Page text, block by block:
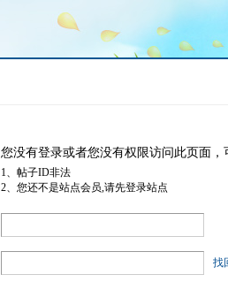
您没有登录或者您没有权限访问此页面
1、帖子ID非法
2、您还不是站点会员,请先登录站点
找